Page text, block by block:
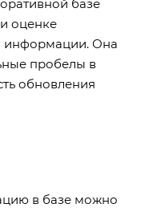
базе
оценке
информации. Она
пробелы в
обновления
в базе можно